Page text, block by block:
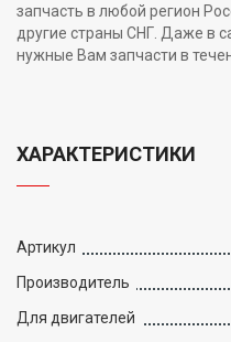
запчасть в любой регион
другие страны СНГ. Даже в
нужные Вам запчасти в
ХАРАКТЕРИСТИКИ
Артикул
Производитель
Для двигателей